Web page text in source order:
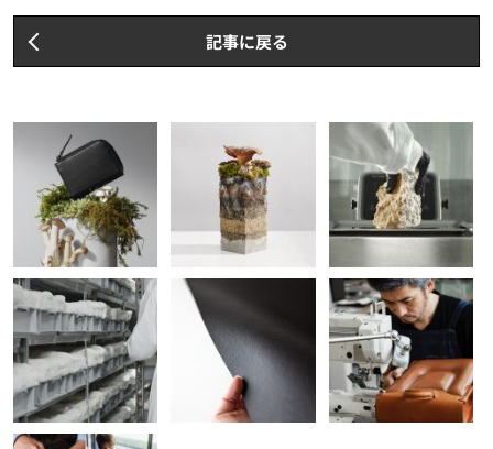
記事に戻る